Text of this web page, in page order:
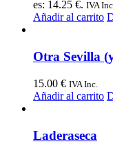
es: 14.25 €. IVA
Añadir al carrito
Otra Sevilla
15.00 € IVA Inc.
Añadir al carrito
Laderaseca